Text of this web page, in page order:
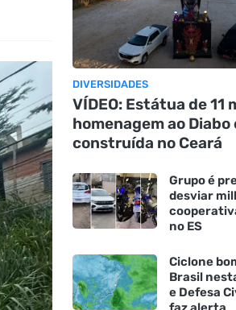
DIVERSIDADES
VÍDEO: Estátua de 11
homenagem ao Diabo
construída no Ceará
Grupo é
desviar
no ES
Ciclone
Brasil
e Defesa